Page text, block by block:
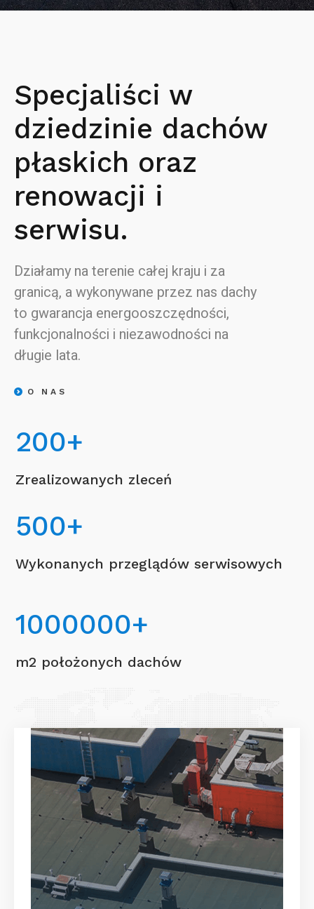
Specjaliści w
dziedzinie dachów
płaskich oraz
renowacji i
serwisu.
Działamy na terenie całej kraju i za
granicą, a wykonywane przez nas dachy
to gwarancja energooszczędności,
funkcjonalności i niezawodności na
długie lata.
O NAS
200+
Zrealizowanych zleceń
500+
Wykonanych przeglądów serwisowych
1000000+
m2 położonych dachów